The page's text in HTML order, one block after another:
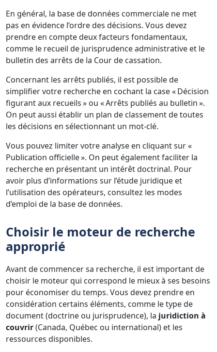
En général, la base de données commerciale ne met
pas en évidence l’ordre des décisions. Vous devez
prendre en compte deux facteurs fondamentaux,
comme le recueil de jurisprudence administrative et le
bulletin des arrêts de la Cour de cassation.
Concernant les arrêts publiés, il est possible de
simplifier votre recherche en cochant la case « Décision
figurant aux recueils » ou « Arrêts publiés au bulletin ».
On peut aussi établir un plan de classement de toutes
les décisions en sélectionnant un mot-clé.
Vous pouvez limiter votre analyse en cliquant sur «
Publication officielle ». On peut également faciliter la
recherche en présentant un intérêt doctrinal. Pour
avoir plus d’informations sur l’étude juridique et
l’utilisation des opérateurs, consultez les modes
d’emploi de la base de données.
Choisir le moteur de recherche
approprié
Avant de commencer sa recherche, il est important de
choisir le moteur qui correspond le mieux à ses besoins
pour économiser du temps. Vous devez prendre en
considération certains éléments, comme le type de
document (doctrine ou jurisprudence), la juridiction à
couvrir(Canada, Québec ou international) et les
ressources disponibles.